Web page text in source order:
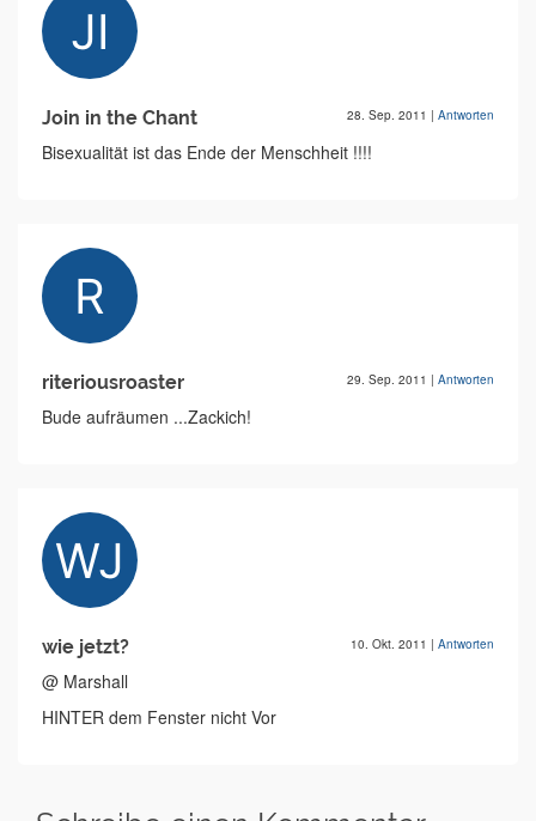
Join in the Chant 28. Sep. 2011 | Antworten
Bisexualität ist das Ende der Menschheit !!!!
riteriousroaster 29. Sep. 2011 | Antworten
Bude aufräumen ...Zackich!
wie jetzt? 10. Okt. 2011 | Antworten
@ Marshall
HINTER dem Fenster nicht Vor